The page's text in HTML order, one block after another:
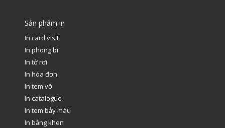
Sản phẩm in
In card visit
In phong bì
In tờ rơi
In hóa đơn
In tem vỡ
In catalogue
In tem bảy màu
In bằng khen